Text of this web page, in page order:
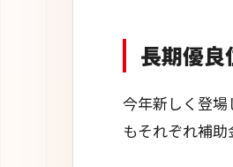
長期優良
今年新しく登
もそれぞれ補助